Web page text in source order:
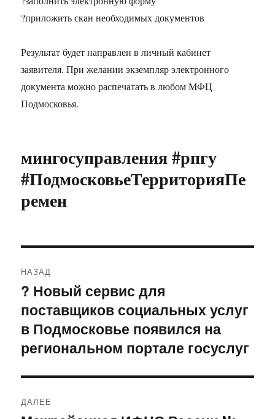
?приложить скан необходимых документов
Результат будет направлен в личный кабинет
заявителя. При желании экземпляр электронного
документа можно распечатать в любом МФЦ
Подмосковья.
мингосуправления #рпгу
#ПодмосковьеТерриторияПе
ремен
по
записям
НАЗАД
Предыдущая
запись:
? Новый сервис для
поставщиков социальных услуг
в Подмосковье появился на
региональном портале госуслуг
ДАЛЕЕ